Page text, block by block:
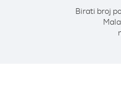
Birati broj